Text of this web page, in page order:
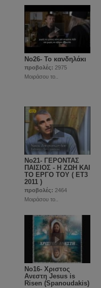
Νο26- Το κανδηλάκι
προβολές: 2975
Μοιράσου το..
Νο21- ΓΕΡΟΝΤΑΣ
ΠΑΙΣΙΟΣ - Η ΖΩΗ ΚΑΙ
ΤΟ ΕΡΓΟ ΤΟΥ ( ET3
2011 )
προβολές: 2464
Μοιράσου το..
Νο16- Χριστος
Ανεστη Jesus is
Risen (Spanoudakis)